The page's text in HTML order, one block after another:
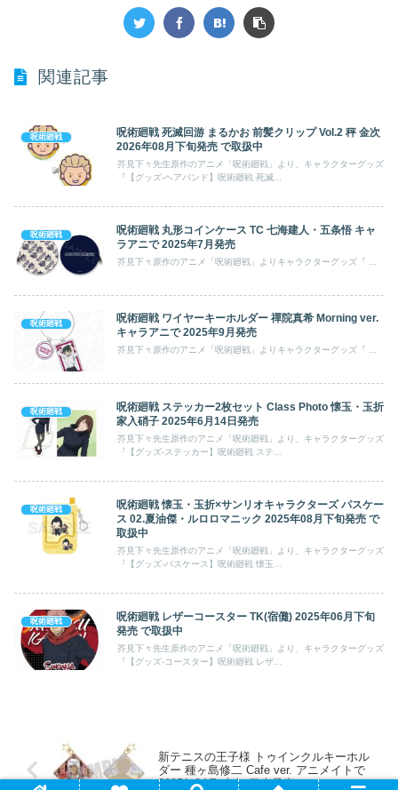
関連記事
呪術廻戦
呪術廻戦 死滅回游 まるかお 前髪クリップ Vol.2 秤 金次
2026年08月下旬発売 で取扱中
芥見下々先生原作のアニメ「呪術廻戦」より、キャラクターグッズ
『【グッズ-ヘアバンド】呪術廻戦 死滅...
呪術廻戦
呪術廻戦 丸形コインケース TC 七海建人・五条悟 キャ
ラアニで 2025年7月発売
呪術廻戦
呪術廻戦 ワイヤーキーホルダー 禪院真希 Morning ver.
キャラアニで 2025年9月発売
芥見下々原作のアニメ「呪術廻戦」よりキャラクターグッズ『 ...
呪術廻戦
呪術廻戦 ステッカー2枚セット Class Photo 懐玉・玉折
家入硝子 2025年6月14日発売
芥見下々先生原作のアニメ「呪術廻戦」より、キャラクターグッズ
『【グッズ-ステッカー】呪術廻戦 ステ...
呪術廻戦
呪術廻戦 懐玉・玉折×サンリオキャラクターズ パスケー
ス 02.夏油傑・ルロロマニック 2025年08月下旬発売 で
取扱中
芥見下々先生原作のアニメ「呪術廻戦」より、キャラクターグッズ
『【グッズ-パスケース】呪術廻戦 懐玉...
呪術廻戦
呪術廻戦 レザーコースター TK(宿儺) 2025年06月下旬
発売 で取扱中
芥見下々先生原作のアニメ「呪術廻戦」より、キャラクターグッズ
『【グッズ-コースター】呪術廻戦 レザ...
新テニスの王子様 トゥインクルキーホル
ダー 種ヶ島修二 Cafe ver. アニメイトで
2025年04月 上旬 発売予定